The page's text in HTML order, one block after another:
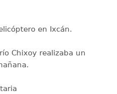
en Ixcán.
Chixoy realizaba un